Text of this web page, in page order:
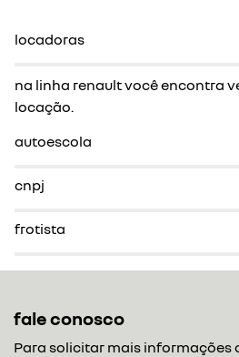
locadoras
na linha renault você encontra
locação.
autoescola
cnpj
frotista
fale conosco
Para solicitar mais informações